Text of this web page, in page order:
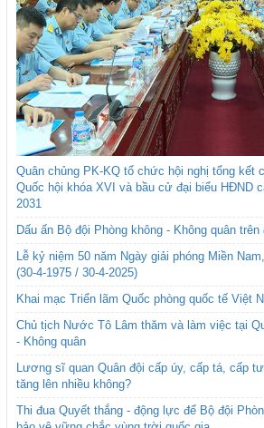
Quân chủng PK-KQ tổ chức hội nghị tổng kết
Quốc hội khóa XVI và bầu cử đại biểu HĐND
2031
Dấu ấn Bộ đội Phòng không - Không quân
Lễ kỷ niệm 50 năm Ngày giải phóng Miền
(30-4-1975 / 30-4-2025)
Khai mạc Triển lãm Quốc phòng quốc tế Việt
Chủ tịch Nước Tô Lâm thăm và làm việc tại
- Không quân
Lương sĩ quan Quân đội cấp úy, cấp tá, cấp
tăng lên nhiều không?
Thi đua Quyết thắng - động lực để Bộ đội